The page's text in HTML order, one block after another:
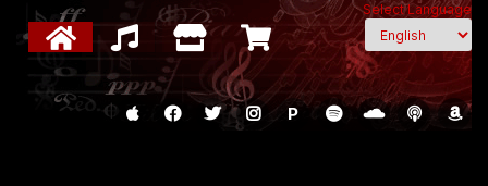
Select Language
P